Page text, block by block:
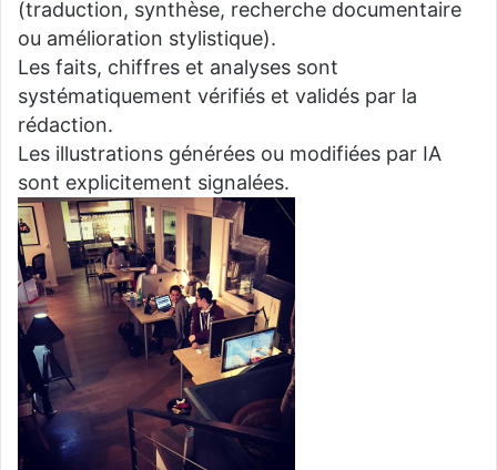
(traduction, synthèse, recherche documentaire
ou amélioration stylistique).
Les faits, chiffres et analyses sont
systématiquement vérifiés et validés par la
rédaction.
Les illustrations générées ou modifiées par IA
sont explicitement signalées.